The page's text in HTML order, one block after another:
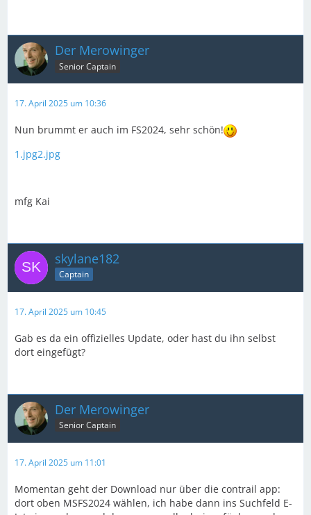
Der Merowinger
Senior Captain
17. April 2025 um 10:36
Nun brummt er auch im FS2024, sehr schön!
1.jpg2.jpg
mfg Kai
skylane182
Captain
17. April 2025 um 10:45
Gab es da ein offizielles Update, oder hast du ihn selbst
dort eingefügt?
Der Merowinger
Senior Captain
17. April 2025 um 11:01
Momentan geht der Download nur über die contrail app:
dort oben MSFS2024 wählen, ich habe dann ins Suchfeld E-